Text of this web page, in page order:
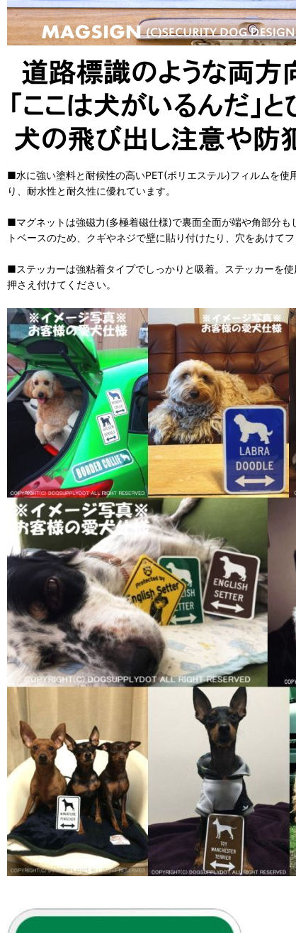
■水に強い塗料と耐候性の高いPET(ポリエステル)フィルムを
り、耐水性と耐久性に優れています。
■マグネットは強磁力(多極着磁仕様)で裏面全面が端や角部分
トベースのため、クギやネジで壁に貼り付けたり、穴をあけて
■ステッカーは強粘着タイプでしっかりと吸着。ステッカーを
押さえ付けてください。